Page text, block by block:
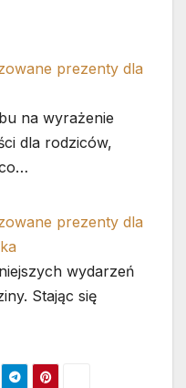
prezenty dla
na wyrażenie
dla rodziców,
prezenty dla
wydarzeń
Stając się